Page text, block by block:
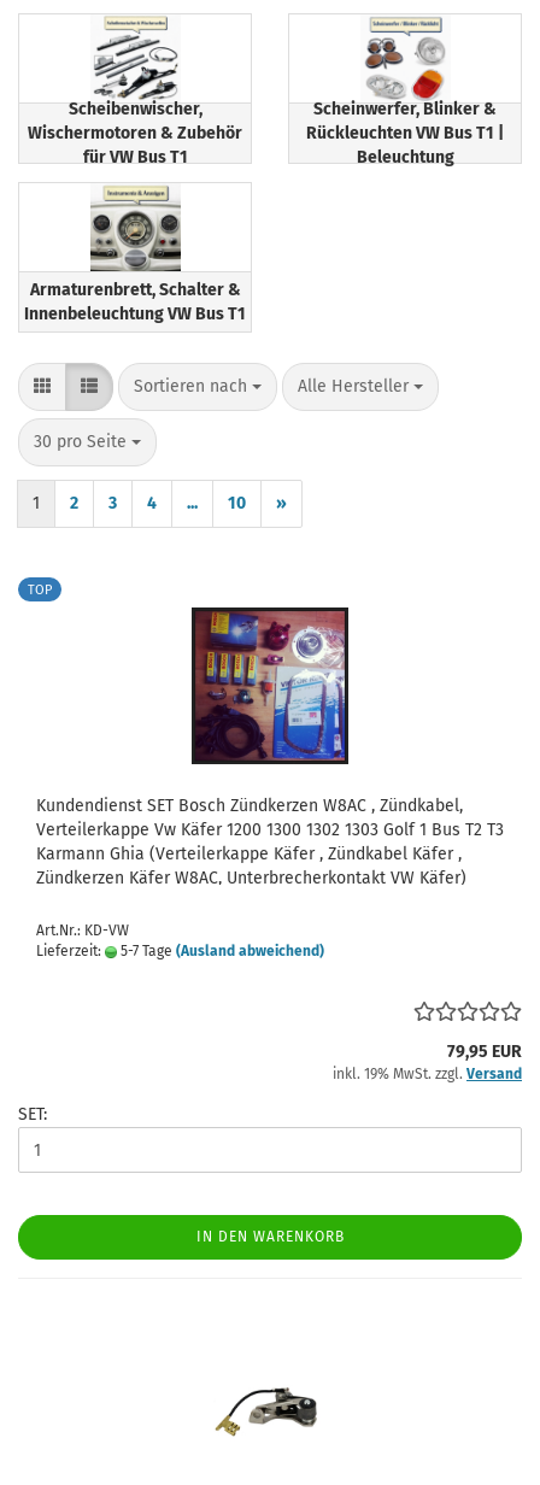
Scheibenwischer,
Wischermotoren & Zubehör
für VW Bus T1
Scheinwerfer, Blinker &
Rückleuchten VW Bus T1 |
Beleuchtung
Armaturenbrett, Schalter &
Innenbeleuchtung VW Bus T1
Sortieren nach
Sortieren nach Alle Hersteller
pro Seite
30 pro Seite
pro Seite
1 2 3 4 ... 10 »
TOP
Kundendienst SET Bosch Zündkerzen W8AC , Zündkabel,
Verteilerkappe Vw Käfer 1200 1300 1302 1303 Golf 1 Bus T2 T3
Karmann Ghia (Verteilerkappe Käfer , Zündkabel Käfer ,
Zündkerzen Käfer W8AC, Unterbrecherkontakt VW Käfer)
Art.Nr.: KD-VW
Lieferzeit:
5-7 Tage (Ausland abweichend)
79,95 EUR
inkl. 19% MwSt. zzgl. Versand
SET:
IN DEN WARENKORB